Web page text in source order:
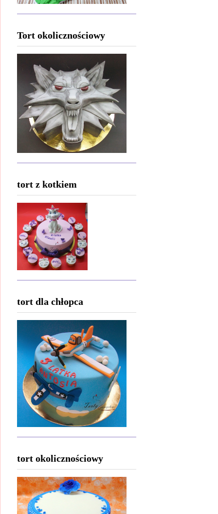
Tort okolicznościowy
tort z kotkiem
tort dla chłopca
tort okolicznościowy